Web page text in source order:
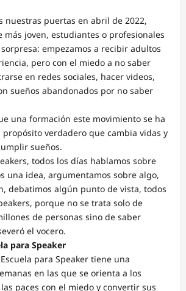
nuestras puertas en abril de 2022,
más joven, estudiantes o profesionales
empezamos a recibir adultos
pero con el miedo a no saber
en redes sociales, hacer videos,
sueños abandonados por no saber
una formación este movimiento se ha
verdadero que cambia vidas y
sueños.
todos los días hablamos sobre
una idea, argumentamos sobre algo,
debatimos algún punto de vista, todos
porque no se trata solo de
de personas sino de saber
el vocero.
para Speaker
para Speaker tiene una
en las que se orienta a los
paces con el miedo y convertir sus